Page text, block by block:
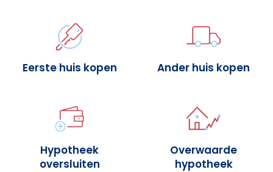
Eerste huis kopen Ander huis kopen
Hypotheek
oversluiten
Overwaarde
hypotheek